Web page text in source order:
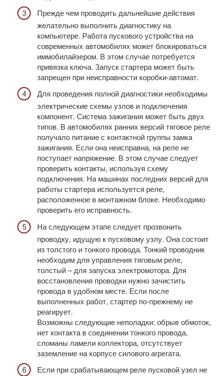
Прежде чем проводить дальнейшие действия
желательно выполнить диагностику на
компьютере. Работа пускового устройства на
современных автомобилях может блокироваться
иммобилайзером. В этом случае потребуется
привязка ключа. Запуск стартера может быть
запрещен при неисправности коробки-автомат.
Для проведения полной диагностики необходимы
электрические схемы узлов и подключения
компонент. Система зажигания может быть двух
типов. В автомобилях ранних версий тяговое реле
получало питание с контактной группы замка
зажигания. Если она неисправна, на реле не
поступает напряжение. В этом случае следует
проверить контакты, используя схему
подключения. На машинах последних версий для
работы стартера используется реле,
расположенное в монтажном блоке. Необходимо
проверить его исправность.
На следующем этапе следует прозвонить
проводку, идущую к пусковому узлу. Она состоит
из толстого и тонкого провода. Тонкий проводник
необходим для управления тяговым реле,
толстый – для запуска электромотора. Для
восстановления проводки нужно зачистить
провода в удобном месте. Если после
выполненных работ, стартер по-прежнему не
реагирует.
Возможны следующие неполадки: обрыв обмоток,
нет контакта в соединении тонкого провода,
сломаны ламели коллектора, отсутствует
заземление на корпусе силового агрегата.
Если при срабатывающем реле пусковой узел не